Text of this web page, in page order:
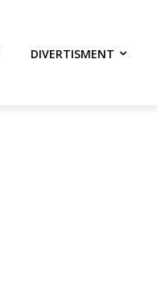
DIVERTISMENT